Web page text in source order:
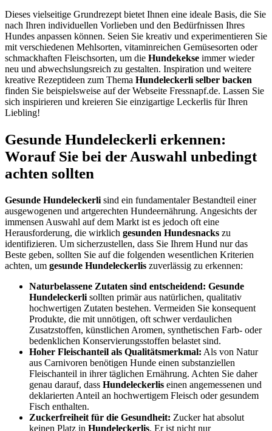
Dieses vielseitige Grundrezept bietet Ihnen eine ideale Basis, die Sie
nach Ihren individuellen Vorlieben und den Bedürfnissen Ihres
Hundes anpassen können. Seien Sie kreativ und experimentieren Sie
mit verschiedenen Mehlsorten, vitaminreichen Gemüsesorten oder
schmackhaften Fleischsorten, um die Hundekekse immer wieder
neu und abwechslungsreich zu gestalten. Inspiration und weitere
kreative Rezeptideen zum Thema Hundeleckerli selber backen
finden Sie beispielsweise auf der Webseite Fressnapf.de. Lassen Sie
sich inspirieren und kreieren Sie einzigartige Leckerlis für Ihren
Liebling!
Gesunde Hundeleckerli erkennen:
Worauf Sie bei der Auswahl unbedingt
achten sollten
Gesunde Hundeleckerli sind ein fundamentaler Bestandteil einer
ausgewogenen und artgerechten Hundeernährung. Angesichts der
immensen Auswahl auf dem Markt ist es jedoch oft eine
Herausforderung, die wirklich gesunden Hundesnacks zu
identifizieren. Um sicherzustellen, dass Sie Ihrem Hund nur das
Beste geben, sollten Sie auf die folgenden wesentlichen Kriterien
achten, um gesunde Hundeleckerlis zuverlässig zu erkennen:
Naturbelassene Zutaten sind entscheidend: Gesunde
Hundeleckerli sollten primär aus natürlichen, qualitativ
hochwertigen Zutaten bestehen. Vermeiden Sie konsequent
Produkte, die mit unnötigen, oft schwer verdaulichen
Zusatzstoffen, künstlichen Aromen, synthetischen Farb- oder
bedenklichen Konservierungsstoffen belastet sind.
Hoher Fleischanteil als Qualitätsmerkmal: Als von Natur
aus Carnivoren benötigen Hunde einen substanziellen
Fleischanteil in ihrer täglichen Ernährung. Achten Sie daher
genau darauf, dass Hundeleckerlis einen angemessenen und
deklarierten Anteil an hochwertigem Fleisch oder gesundem
Fisch enthalten.
Zuckerfreiheit für die Gesundheit: Zucker hat absolut
keinen Platz in Hundeleckerlis. Er ist nicht nur